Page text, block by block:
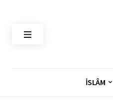
İSLÂM